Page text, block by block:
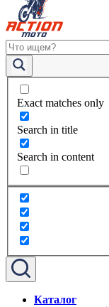
Exact matches only
Search in title
Search in content
Каталог